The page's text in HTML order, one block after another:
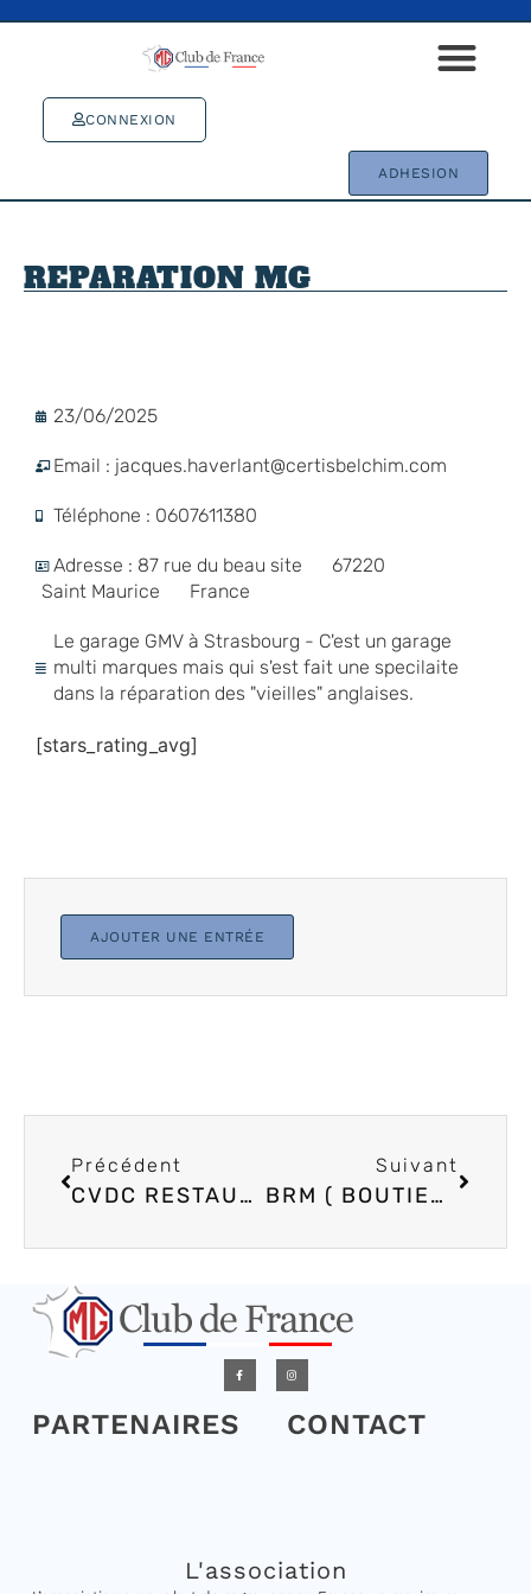
CONNEXION
ADHESION
REPARATION MG
23/06/2025
Email : jacques.haverlant@certisbelchim.com
Téléphone : 0607611380
Adresse : 87 rue du beau site
67220
Saint Maurice
France
Le garage GMV à Strasbourg - C'est un garage
multi marques mais qui s'est fait une specilaite
dans la réparation des "vieilles" anglaises.
[stars_rating_avg]
AJOUTER UNE ENTRÉE
Précédent
CVDC RESTAURATION VOITURE DE COLLECTION
Suivant
BRM ( BOUTIER RETRO MOTOR)
PARTENAIRES CONTACT
L'association